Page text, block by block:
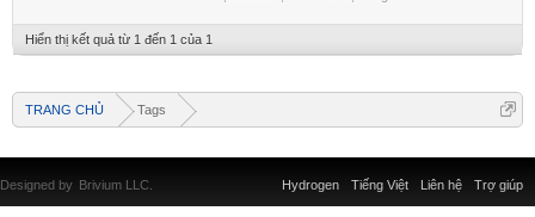
Hiển thị kết quả từ 1 đến 1 của 1
TRANG CHỦ Tags
Liên hệ Trợ giúp
Hydrogen Tiếng Việt
Designed by Brivium LLC.